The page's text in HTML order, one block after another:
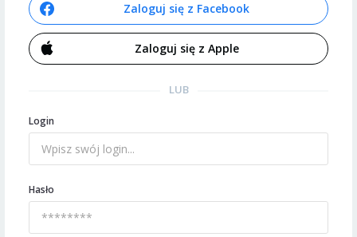
Zaloguj się z Facebook
Zaloguj się z Apple
LUB
Login
Hasło